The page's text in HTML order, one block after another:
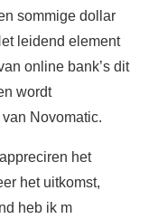
sommige dollar
leidend element
online bank’s dit
wordt
Novomatic.
het
het uitkomst,
heb ik m